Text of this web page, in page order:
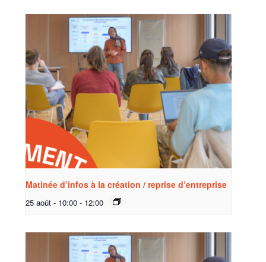
Matinée d’infos à la création / reprise d’entreprise
25 août - 10:00 - 12:00